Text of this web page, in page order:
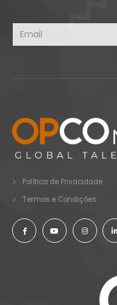
Política de Privacidade
Termos e Condições